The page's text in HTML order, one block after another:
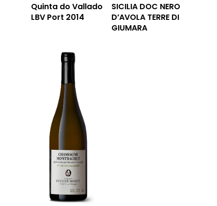
Quinta do Vallado
LBV Port 2014
SICILIA DOC NERO
D’AVOLA TERRE DI
GIUMARA